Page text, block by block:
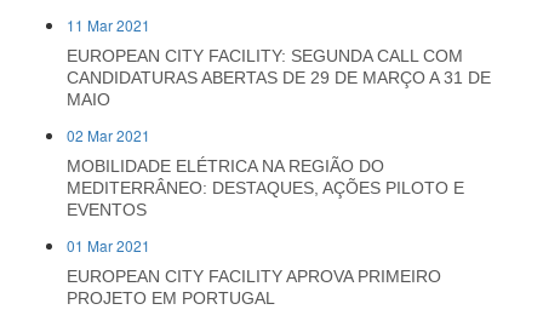
11 Mar 2021
EUROPEAN CITY FACILITY: SEGUNDA CALL COM
CANDIDATURAS ABERTAS DE 29 DE MARÇO A 31 DE
MAIO
02 Mar 2021
MOBILIDADE ELÉTRICA NA REGIÃO DO
MEDITERRÂNEO: DESTAQUES, AÇÕES PILOTO E
EVENTOS
01 Mar 2021
EUROPEAN CITY FACILITY APROVA PRIMEIRO
PROJETO EM PORTUGAL